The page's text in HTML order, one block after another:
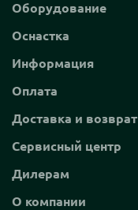
Оборудование
Оснастка
Информация
Оплата
Доставка и возврат
Сервисный центр
Дилерам
О компании